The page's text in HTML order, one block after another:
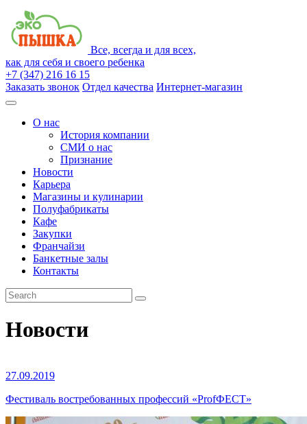
Все, всегда и для всех,
как для себя и своего ребенка
+7 (347) 216 16 15
Заказать звонок Отдел качества Интернет-магазин
О нас
История компании
СМИ о нас
Признание
Новости
Карьера
Магазины и кулинарии
Полуфабрикаты
Кафе
Закупки
Франчайзи
Банкетные залы
Контакты
Новости
27.09.2019
Фестиваль востребованных профессий «ProfФЕСТ»